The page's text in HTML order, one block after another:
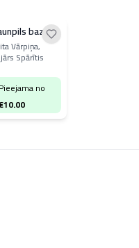
baznīca
Vārpiņa,
Spārītis
Pieejama no
10.00